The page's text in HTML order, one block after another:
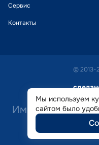
Сервис
Контакты
© 2013-
Имеются
Мы используем
сайтом было